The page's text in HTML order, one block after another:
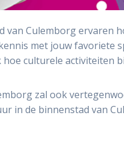
van Culemborg ervaren
met jouw favoriete
culturele activiteiten
zal ook
in de binnenstad van